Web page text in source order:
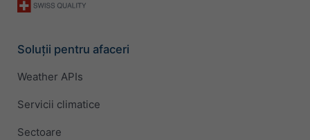
Soluții pentru afaceri
Weather APIs
Servicii climatice
Sectoare